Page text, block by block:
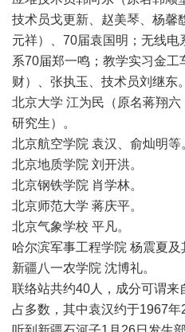
技术员戈更新、赵美琴、杨馨
元祥）、70届袁国明；无线
系70届郑一鸣；教学实习金
财）、张执玉、技术员刘继东。
北京大学 江为民（原名蒋翔
研究生）。
北京航空学院 袁汉、俞灿明等
北京地质学院 刘开洪。
北京钢铁学院 肖学林。
北京师范大学 蒋庆平。
北京气象学校 平凡。
哈尔滨军事工程学院 杨震夏及
新疆八一农学院 沈博礼。
联络站共约40人，成分可谓来
占多数，其中袁汉约于1967年